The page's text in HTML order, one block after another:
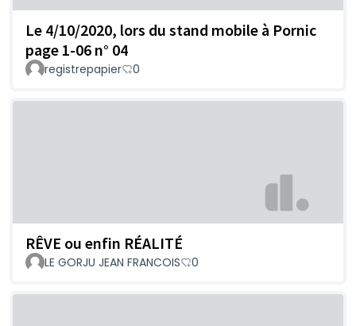
Le 4/10/2020, lors du stand mobile à Pornic
page 1-06 n° 04
registrepapier 0
RÊVE ou enfin RÉALITÉ
LE GORJU JEAN FRANCOIS 0